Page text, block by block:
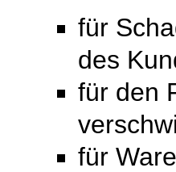
für
des
für den
für